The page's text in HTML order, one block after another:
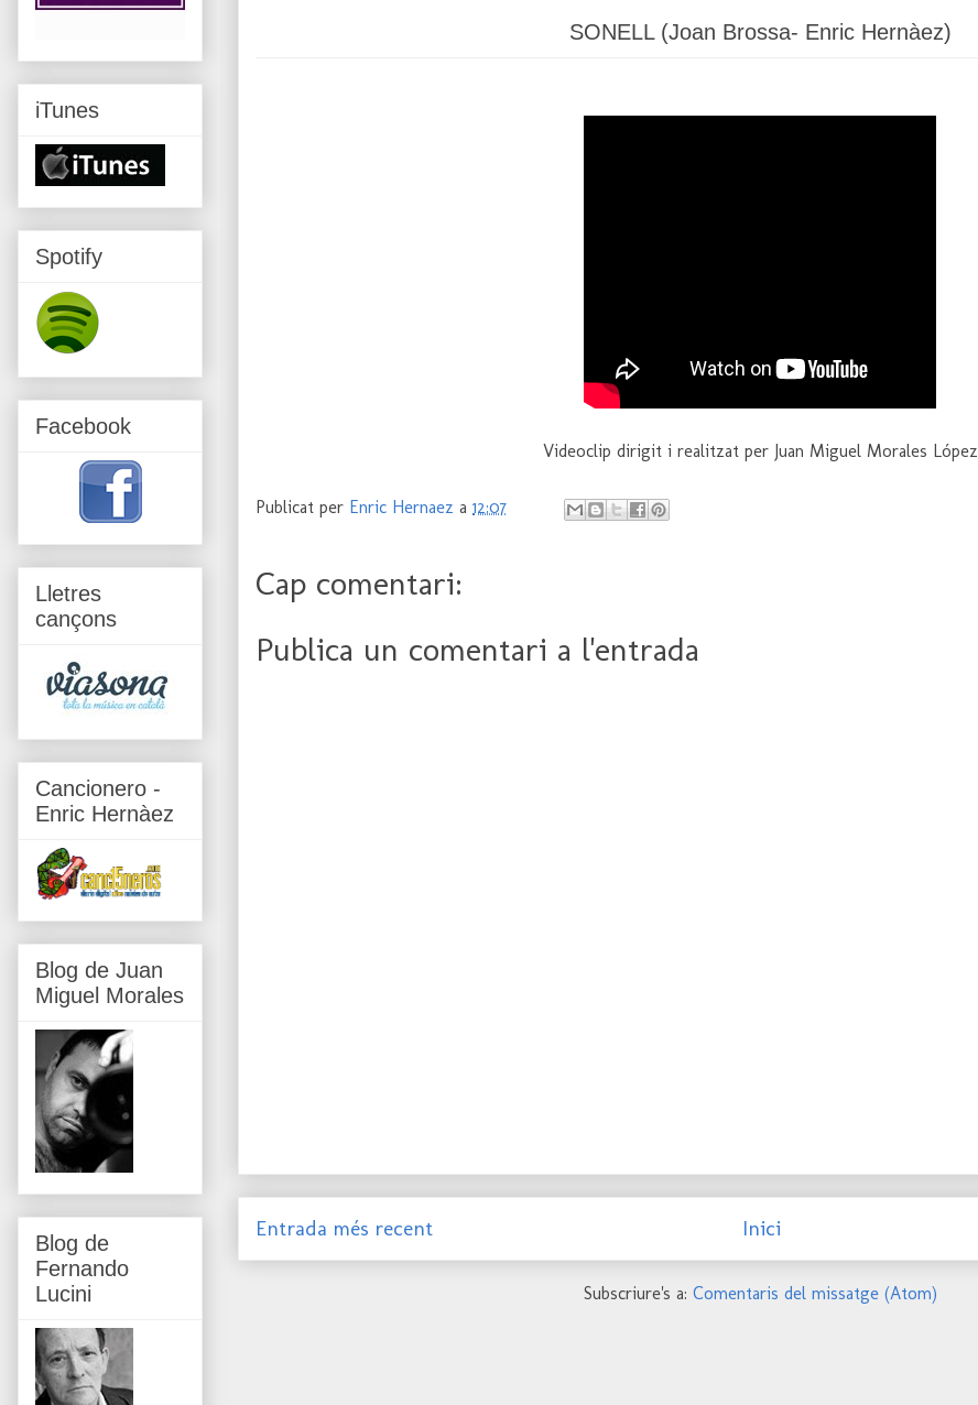
SONELL (Joan Brossa- Enric Hernàez)
Videoclip dirigit i realitzat per Juan Miguel Morales López
Publicat per Enric Hernaez a 12:07
Cap comentari:
Publica un comentari a l'entrada
Entrada més recent Inici
Subscriure's a: Comentaris del missatge (Atom)
iTunes
Spotify
Facebook
Lletres
cançons
Cancionero -
Enric Hernàez
Blog de Juan
Miguel Morales
Blog de
Fernando
Lucini